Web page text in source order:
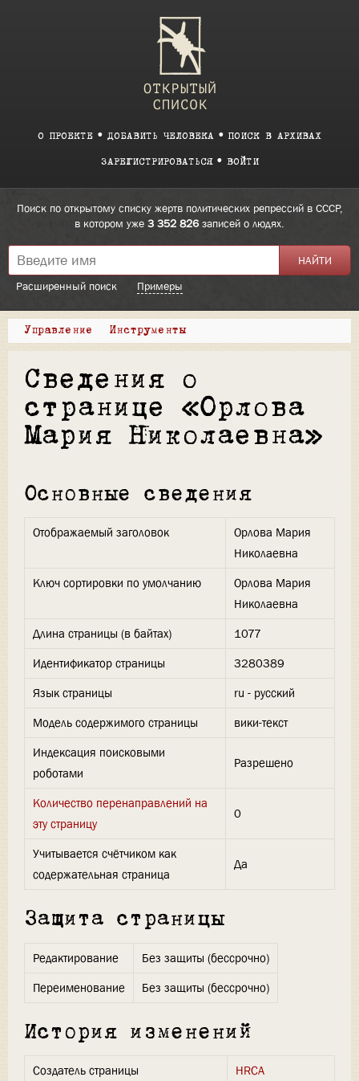
О ПРОЕКТЕ ДОБАВИТЬ ЧЕЛОВЕКА ПОИСК В АРХИВАХ
ЗАРЕГИСТРИРОВАТЬСЯ ВОЙТИ
Поиск по открытому списку жертв политических репрессий в СССР,
в котором уже 3 352 826записей о людях.
Расширенный поиск Примеры
Управление Инструменты
Сведения о
странице «Орлова
Мария Николаевна»
Основные сведения
Отображаемый заголовок
Орлова Мария
Николаевна
Ключ сортировки по умолчанию
Орлова Мария
Николаевна
Длина страницы (в байтах)
1077
Идентификатор страницы
3280389
Язык страницы
ru - русский
Модель содержимого страницы
вики-текст
Индексация поисковыми
роботами
Разрешено
Количество перенаправлений на
эту страницу
0
Учитывается счётчиком как
содержательная страница
Да
Защита страницы
Редактирование
Без защиты (бессрочно)
Переименование
Без защиты (бессрочно)
История изменений
Создатель страницы
HRCA